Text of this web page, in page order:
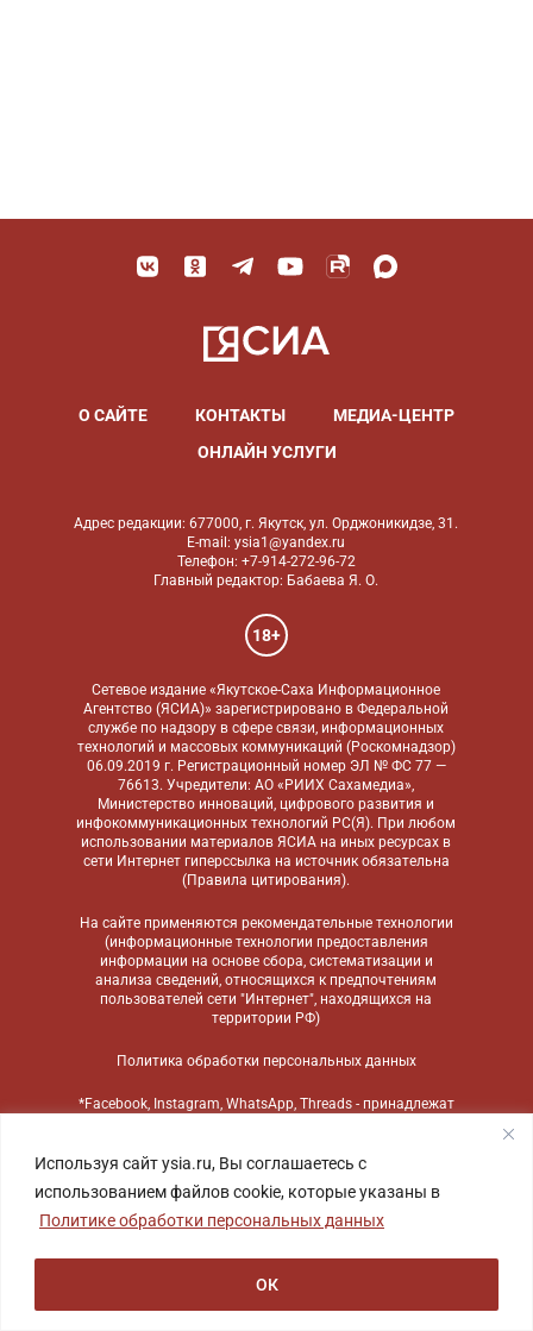
Используя сайт ysia.ru, Вы соглашаетесь с
использованием файлов cookie, которые указаны в
Политике обработки персональных данных
ОК
О САЙТЕ КОНТАКТЫ
МЕДИА-ЦЕНТР
ОНЛАЙН УСЛУГИ
Адрес редакции: 677000, г. Якутск, ул. Орджоникидзе, 31.
E-mail: ysia1@yandex.ru
Телефон: +7-914-272-96-72
Главный редактор: Бабаева Я. О.
18+
Сетевое издание «Якутское-Саха Информационное
Агентство (ЯСИА)» зарегистрировано в Федеральной
службе по надзору в сфере связи, информационных
технологий и массовых коммуникаций (Роскомнадзор)
06.09.2019 г. Регистрационный номер ЭЛ № ФС 77 —
76613. Учредители: АО «РИИХ Сахамедиа»,
Министерство инноваций, цифрового развития и
инфокоммуникационных технологий РС(Я). При любом
использовании материалов ЯСИА на иных ресурсах в
сети Интернет гиперссылка на источник обязательна
(Правила цитирования).
На сайте применяются рекомендательные технологии
(информационные технологии предоставления
информации на основе сбора, систематизации и
анализа сведений, относящихся к предпочтениям
пользователей сети "Интернет", находящихся на
территории РФ)
Политика обработки персональных данных
*Facebook, Instagram, WhatsApp, Threads - принадлежат